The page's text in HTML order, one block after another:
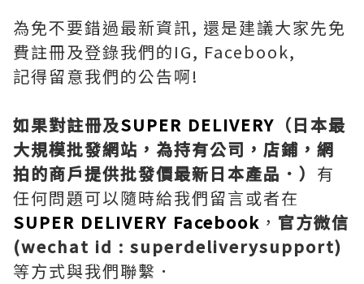
為免不要錯過最新資訊, 還是建議大家先免
費註冊及登錄我們的IG, Facebook,
記得留意我們的公告啊!
如果對註冊及SUPER DELIVERY （日本最
大規模批發網站，為持有公司，店鋪，網
拍的商戶提供批發價最新日本產品．） 有
任何問題可以隨時給我們留言或者在
SUPER DELIVERY Facebook ， 官方微信
(wechat id : superdeliverysupport)
等方式與我們聯繫．